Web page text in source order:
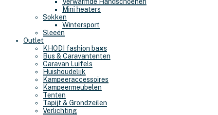
Mini heaters
Sokken
Wintersport
Sleeën
Outlet
KHODI fashion bags
Bus & Caravantenten
Caravan Luifels
Huishoudelijk
Kampeeraccessoires
Kampeermeubelen
Tenten
Tapijt & Grondzeilen
Verlichting